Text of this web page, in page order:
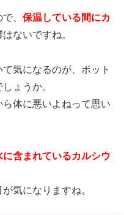
、 保温している間にカ
ないですね。
気になるのが、ポット
ょうか。
体に悪いよねって思い
含まれているカルシウ
気になりますね。